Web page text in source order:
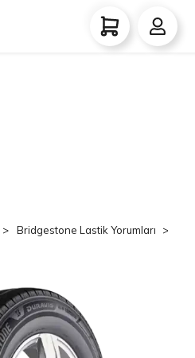
Bridgestone Lastik Yorumları